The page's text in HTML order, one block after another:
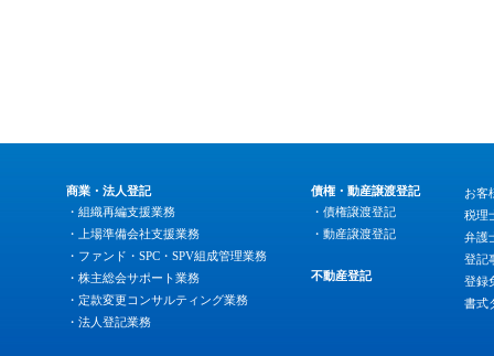
商業・法人登記
・組織再編支援業務
・上場準備会社支援業務
・ファンド・SPC・SPV組成管理業務
・株主総会サポート業務
・定款変更コンサルティング業務
・法人登記業務
債権・動産譲渡登記
・債権譲渡登記
・動産譲渡登記
不動産登記
お客
税理
弁護
登記
登録
書式